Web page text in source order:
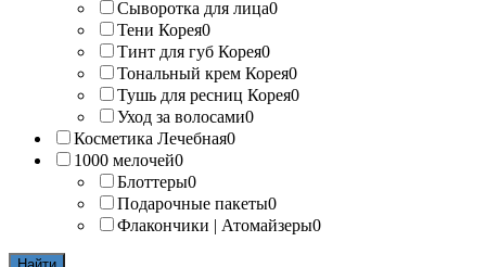
Сыворотка для лица0
Тени Корея0
Тинт для губ Корея0
Тональный крем Корея0
Тушь для ресниц Корея0
Уход за волосами0
Косметика Лечебная0
1000 мелочей0
Блоттеры0
Подарочные пакеты0
Флакончики | Атомайзеры0